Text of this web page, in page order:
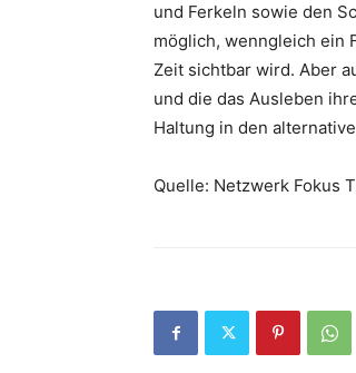
und Ferkeln sowie den
möglich, wenngleich ein
Zeit sichtbar wird. Aber
und die das Ausleben
Haltung in den
Quelle: Netzwerk Fokus